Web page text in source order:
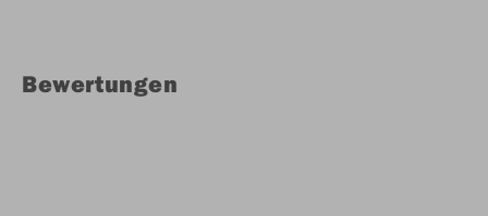
Bewertungen